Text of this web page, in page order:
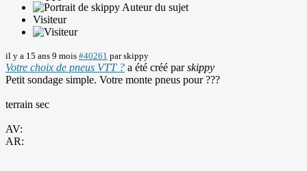
Auteur du sujet
Visiteur
il y a 15 ans 9 mois #40261 parskippy
Votre choix de pneus VTT ? a été créé parskippy
Petit sondage simple. Votre monte pneus pour ???
terrain sec
AV:
AR: